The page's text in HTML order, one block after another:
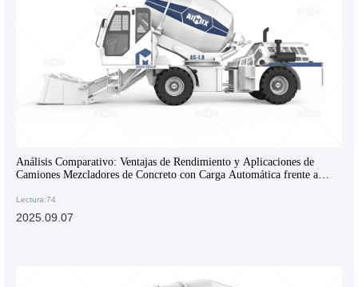
Análisis Comparativo: Ventajas de Rendimiento y Aplicaciones de
Camiones Mezcladores de Concreto con Carga Automática frente a
Lectura:74
2025.09.07